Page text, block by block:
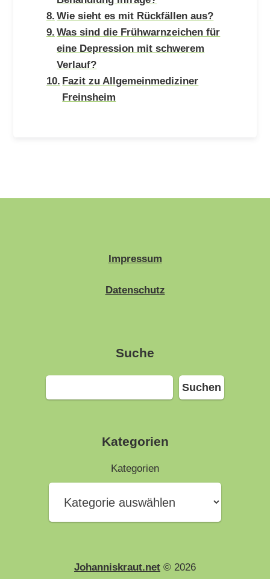
Wie sieht es mit Rückfällen aus?
Was sind die Frühwarnzeichen für
eine Depression mit schwerem
Verlauf?
Fazit zu Allgemeinmediziner
Freinsheim
Impressum
Datenschutz
Suche
Suchen
Suchen
Kategorien
Kategorien
Johanniskraut.net © 2026